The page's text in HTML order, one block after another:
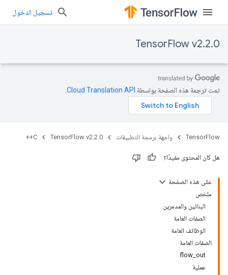
تسجيل الدخول
TensorFlow v2.2.0
تمت ترجمة هذه الصفحة بواسطة Cloud Translation API‏
TensorFlow واجهة برمجة التطبيقات TensorFlow v2.2.0
C++
هل كان المحتوى مفيدًا؟
على هذه الصفحة
ملخص
البنائين والمدمرين
الصفات العامة
الوظائف العامة
الصفات العامة
flow_out
عملية